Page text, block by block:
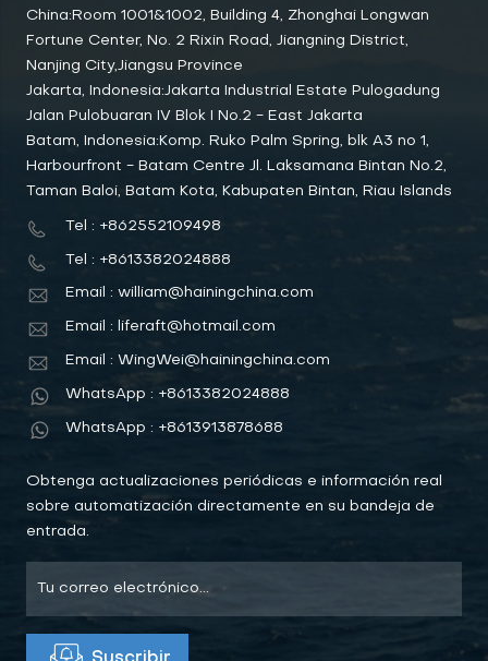
China:Room 1001&1002, Building 4, Zhonghai Longwan
Fortune Center, No. 2 Rixin Road, Jiangning District,
Nanjing City,Jiangsu Province
Jakarta, Indonesia:Jakarta Industrial Estate Pulogadung
Jalan Pulobuaran IV Blok I No.2 - East Jakarta
Batam, Indonesia:Komp. Ruko Palm Spring, blk A3 no 1,
Harbourfront - Batam Centre Jl. Laksamana Bintan No.2,
Taman Baloi, Batam Kota, Kabupaten Bintan, Riau Islands
Tel : +862552109498
Tel : +8613382024888
Email : william@hainingchina.com
Email : liferaft@hotmail.com
Email : WingWei@hainingchina.com
WhatsApp : +8613382024888
WhatsApp : +8613913878688
Obtenga actualizaciones periódicas e información real
sobre automatización directamente en su bandeja de
entrada.